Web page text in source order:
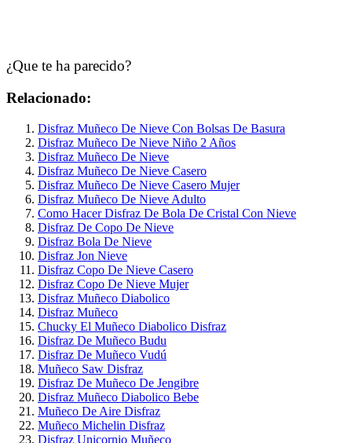
¿Que te ha parecido?
Relacionado:
Disfraz Muñeco De Nieve Con Bolsas De Basura
Disfraz Muñeco De Nieve Niño 2 Años
Disfraz Muñeco De Nieve
Disfraz Muñeco De Nieve Casero
Disfraz Muñeco De Nieve Casero Mujer
Disfraz Muñeco De Nieve Adulto
Como Hacer Disfraz De Bola De Cristal Con Nieve
Disfraz De Copo De Nieve
Disfraz Bola De Nieve
Disfraz Jon Nieve
Disfraz Copo De Nieve Casero
Disfraz Copo De Nieve Mujer
Disfraz Muñeco Diabolico
Disfraz Muñeco
Chucky El Muñeco Diabolico Disfraz
Disfraz De Muñeco Budu
Disfraz De Muñeco Vudú
Muñeco Saw Disfraz
Disfraz De Muñeco De Jengibre
Disfraz Muñeco Diabolico Bebe
Muñeco De Aire Disfraz
Muñeco Michelin Disfraz
Disfraz Unicornio Muñeco